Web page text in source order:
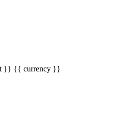
}} {{ currency }}